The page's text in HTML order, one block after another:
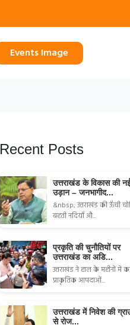
Events Image
Recent Posts
उत्तराखंड के विकास की
उड़ान – जनभागीद...
&nbsp; उत्तराखंड की ऊँची
बहती नदियाँ औ...
प्रकृति की चुनौतियों पर
उत्तराखंड का अडि...
उत्तराखंड ने हाल के महीनों में
प्राकृतिक आपदाओं...
उत्तराखंड में निवेश की
से रोज...